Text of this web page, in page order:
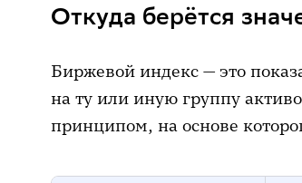
Откуда берётся
Биржевой индекс — это
на ту или иную группу
принципом, на основе